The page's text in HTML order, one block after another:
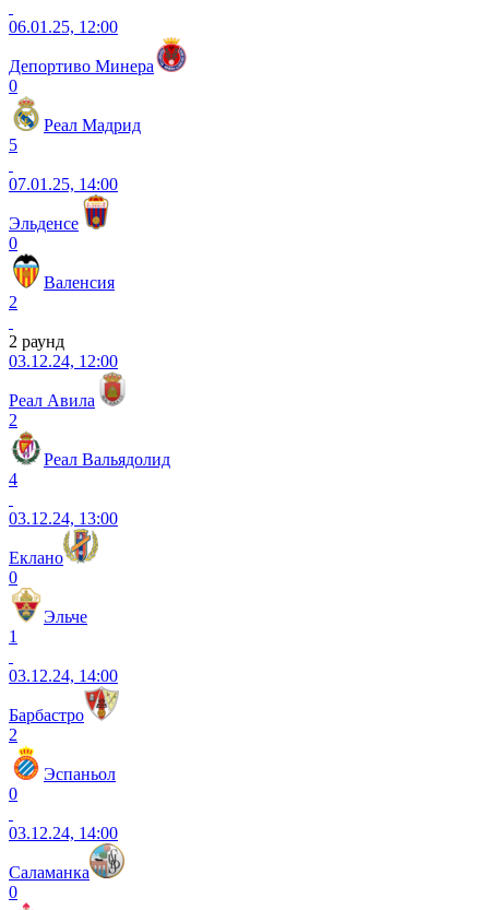
06.01.25, 12:00
Депортиво Минера
0
Реал Мадрид
5
07.01.25, 14:00
Эльденсе
0
Валенсия
2
2 раунд
03.12.24, 12:00
Реал Авила
2
Реал Вальядолид
4
03.12.24, 13:00
Еклано
0
Эльче
1
03.12.24, 14:00
Барбастро
2
Эспаньол
0
03.12.24, 14:00
Саламанка
0